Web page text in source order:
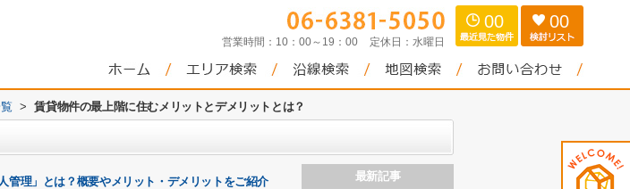
営業時間： 10：00～19：00 定休日： 水曜日
00 00
> 賃貸物件の最上階に住むメリットとデメリットとは？
管理」とは？概要やメリット・デメリットをご紹介
最新記事